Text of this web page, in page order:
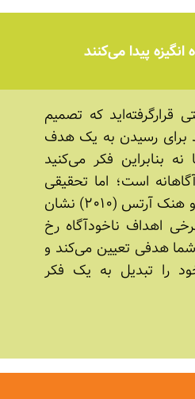
انگیزه پیدا می‌کنند
قرارگرفته‌اید که تصمیم
برای رسیدن به یک هدف
بنابراین فکر می‌کنید
است؛ اما تحقیقی
توسط روود کسترس و هنک آرتس (۲۰۱۰) نشان
اهداف ناخودآگاه رخ
هدفی تعیین می‌کند و
را تبدیل به یک فکر